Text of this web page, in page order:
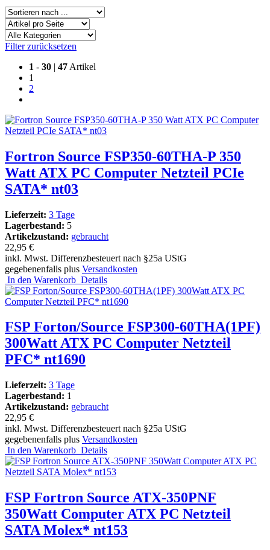
Filter zurücksetzen
1 - 30 | 47 Artikel
1
2
Fortron Source FSP350-60THA-P 350
Watt ATX PC Computer Netzteil PCIe
SATA* nt03
Lieferzeit: 3 Tage
Lagerbestand: 5
Artikelzustand: gebraucht
22,95 €
inkl. Mwst. Differenzbesteuert nach §25a UStG
gegebenenfalls plus Versandkosten
In den Warenkorb Details
FSP Forton/Source FSP300-60THA(1PF)
300Watt ATX PC Computer Netzteil
PFC* nt1690
Lieferzeit: 3 Tage
Lagerbestand: 1
Artikelzustand: gebraucht
22,95 €
inkl. Mwst. Differenzbesteuert nach §25a UStG
gegebenenfalls plus Versandkosten
In den Warenkorb Details
FSP Fortron Source ATX-350PNF
350Watt Computer ATX PC Netzteil
SATA Molex* nt153